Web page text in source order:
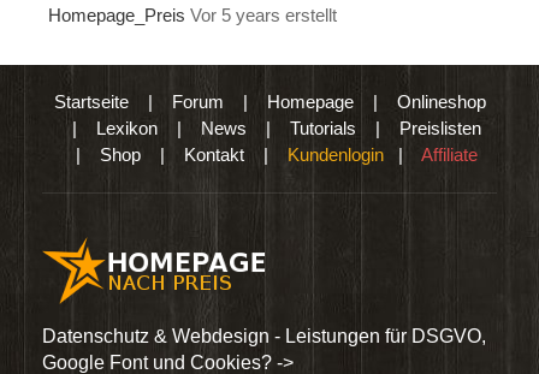
Homepage_Preis Vor 5 years erstellt
Startseite| Forum | Homepage| Onlineshop
| Lexikon | News | Tutorials | Preislisten
| Shop | Kontakt | Kundenlogin | Affiliate
Datenschutz & Webdesign - Leistungen für DSGVO,
Google Font und Cookies? ->